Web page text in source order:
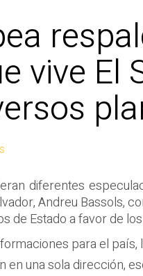
vive El
diferentes
Andreu Bassols,
de Estado a favor de
para el
en una sola dirección,